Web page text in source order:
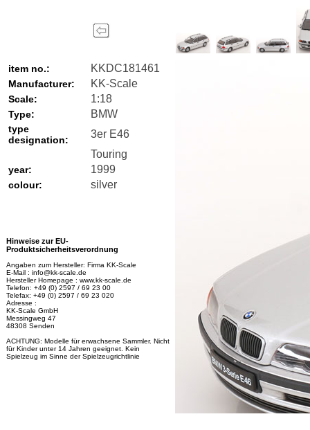
item no.: KKDC181461
Manufacturer: KK-Scale
Scale: 1:18
Type: BMW
type
designation:
3er E46
Touring
year: 1999
colour: silver
Hinweise zur EU-
Produktsicherheitsverordnung
Angaben zum Hersteller: Firma KK-Scale
E-Mail : info@kk-scale.de
Hersteller Homepage : www.kk-scale.de
Telefon: +49 (0) 2597 / 69 23 00
Telefax: +49 (0) 2597 / 69 23 020
Adresse :
KK-Scale GmbH
Messingweg 47
48308 Senden
ACHTUNG: Modelle für erwachsene Sammler. Nicht
für Kinder unter 14 Jahren geeignet. Kein
Spielzeug im Sinne der Spielzeugrichtlinie